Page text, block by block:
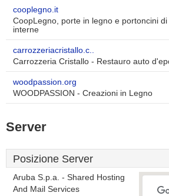
cooplegno.it
CoopLegno, porte in legno e portoncini
interne
carrozzeriacristallo.c..
Carrozzeria Cristallo - Restauro auto
woodpassion.org
WOODPASSION - Creazioni in Legno
Server
Posizione Server
Aruba S.p.a. - Shared Hosting
And Mail Services